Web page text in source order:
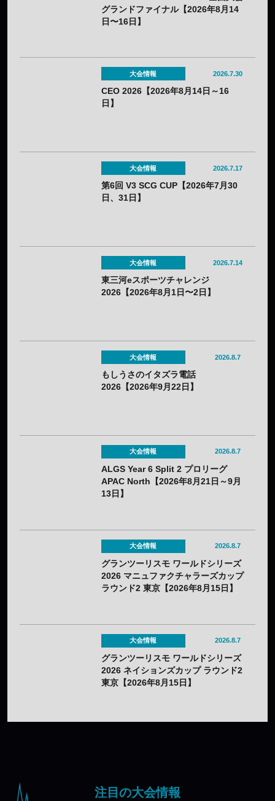
グランドファイナル【2026年8月14
日〜16日】
大会情報 2026.7.30
CEO 2026【2026年8月14日～16
日】
大会情報 2026.7.17
第6回 V3 SCG CUP【2026年7月30
日、31日】
大会情報 2026.7.14
東三河eスポーツチャレンジ
2026【2026年8月1日〜2日】
大会情報 2026.8.7
もしうさのイタズラ電話
2026【2026年9月22日】
大会情報 2026.8.7
ALGS Year 6 Split 2 プロリーグ
APAC North【2026年8月21日～9月
13日】
大会情報 2026.8.7
グランツーリスモ ワールドシリーズ
2026 マニュファクチャラーズカップ
ラウンド2 東京【2026年8月15日】
大会情報 2026.8.7
グランツーリスモ ワールドシリーズ
2026 ネイションズカップ ラウンド2
東京【2026年8月15日】
注目の大会情報